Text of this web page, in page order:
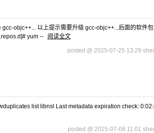
objc++... 以上提示需要升级 gcc-objc++...后面的软件
yum --
阅读全文
posted @ 2025-07-25 13:29
list libnsl Last metadata expiration check:
posted @ 2025-07-08 11:01